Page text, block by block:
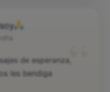
“
de esperanza,
les bendiga